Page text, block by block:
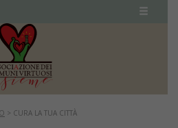
> CURA LA TUA CITTÀ